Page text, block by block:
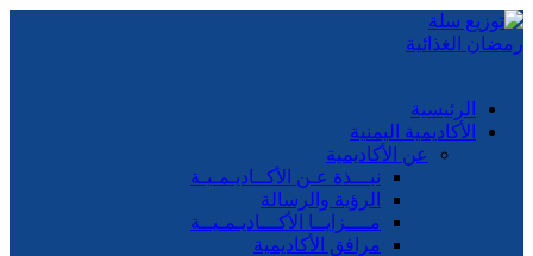
الرئيسية
الأكاديمية اليمنية
عن الأكاديمية
نبـــذة عـن الأكــاديـمـيـة
الرؤية والرسالة
مــــزايــا الأكـــاديـمـيــة
مرافق الأكاديمية